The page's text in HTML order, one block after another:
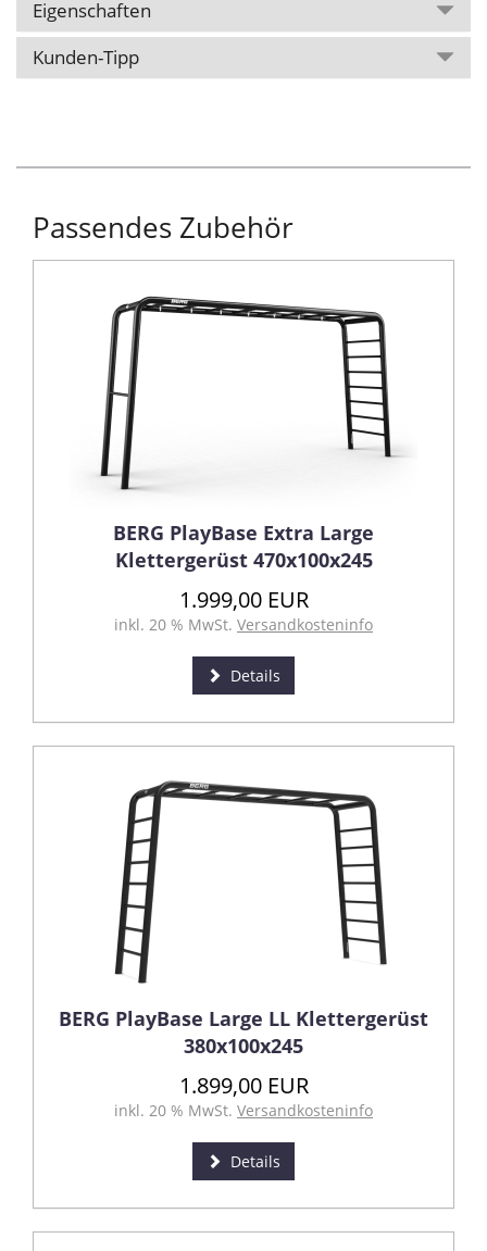
Eigenschaften
Kunden-Tipp
Passendes Zubehör
BERG PlayBase Extra Large
Klettergerüst 470x100x245
1.999,00 EUR
inkl. 20 % MwSt. Versandkosteninfo
Details
BERG PlayBase Large LL Klettergerüst
380x100x245
1.899,00 EUR
inkl. 20 % MwSt. Versandkosteninfo
Details